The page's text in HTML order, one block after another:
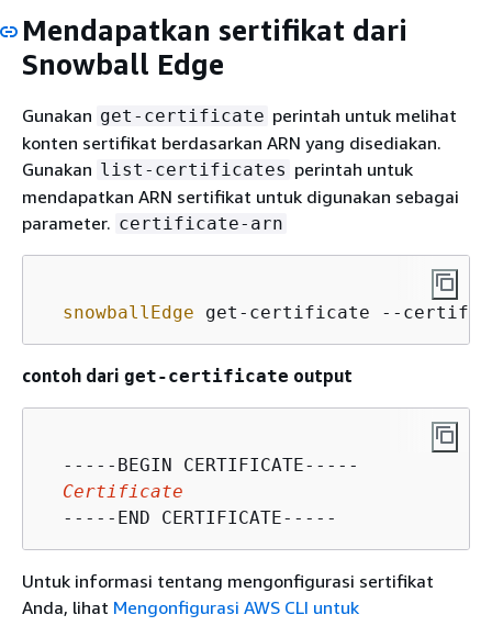
Mendapatkan sertifikat dari
Snowball Edge
Gunakan get-certificate perintah untuk melihat
konten sertifikat berdasarkan ARN yang disediakan.
Gunakan list-certificates perintah untuk
mendapatkan ARN sertifikat untuk digunakan sebagai
parameter. certificate-arn
snowballEdge get-certificate --
contoh dari get-certificate output
  -----BEGIN CERTIFICATE-----
Certificate
Untuk informasi tentang mengonfigurasi sertifikat
Anda, lihat Mengonfigurasi AWS CLI untuk